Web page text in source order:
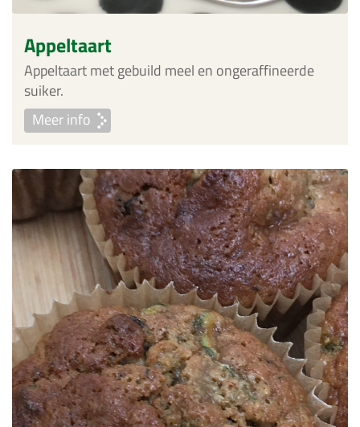
Appeltaart
Appeltaart met gebuild meel en ongeraffineerde
suiker.
Meer info